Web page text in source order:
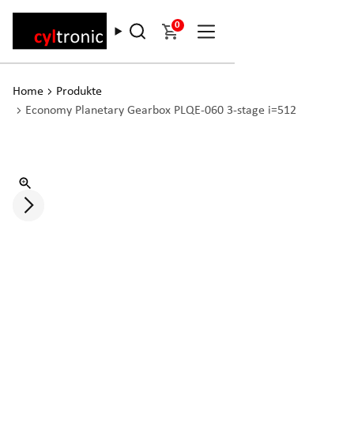
0
Home
Produkte
Economy Planetary Gearbox PLQE-060 3-stage i=512